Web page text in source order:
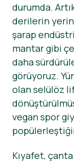
durumda.
derilerin
şarap
mantar gibi
daha
görüyoruz.
olan selülöz
vegan spor
Kıyafet,